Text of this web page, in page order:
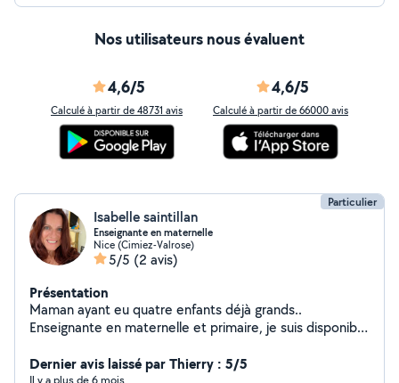
Nos utilisateurs nous évaluent
4,6/5
Calculé à partir de 48731 avis
4,6/5
Calculé à partir de 66000 avis
Particulier
Isabelle saintillan
Enseignante en maternelle
Nice (Cimiez-Valrose)
5/5 (2 avis)
Présentation
Maman ayant eu quatre enfants déjà grands..
Enseignante en maternelle et primaire, je suis disponible
propices à leur développement. Disponible soir et
Dernier avis laissé par Thierry : 5/5
Il y a plus de 6 mois